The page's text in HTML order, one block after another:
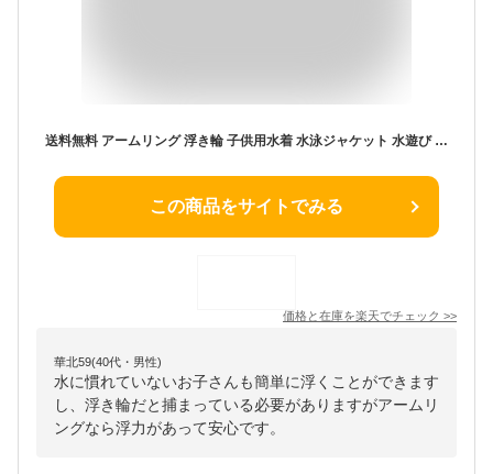
送料無料 アームリング 浮き輪 子供用水着 水泳ジャケット 水遊び スイミング 男の子 女の子 安全 子供用ベスト 水泳用具 可愛い アームリング 浮き輪 スイミング補助具 夏休み 海 プール
この商品をサイトでみる
価格と在庫を楽天でチェック >>
華北59(40代・男性)
水に慣れていないお子さんも簡単に浮くことができます
し、浮き輪だと捕まっている必要がありますがアームリ
ングなら浮力があって安心です。